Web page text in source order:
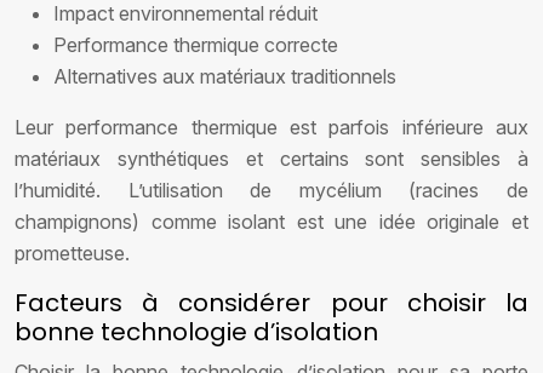
Impact environnemental réduit
Performance thermique correcte
Alternatives aux matériaux traditionnels
Leur performance thermique est parfois inférieure aux
matériaux synthétiques et certains sont sensibles à
l’humidité. L’utilisation de mycélium (racines de
champignons) comme isolant est une idée originale et
prometteuse.
Facteurs à considérer pour choisir la
bonne technologie d’isolation